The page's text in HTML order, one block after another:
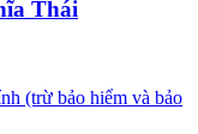
Thái
(trừ bảo hiểm và bảo